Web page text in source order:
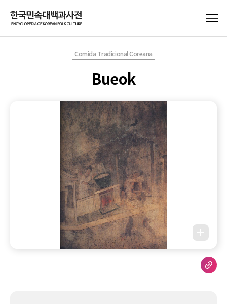
Comida Tradicional Coreana
Bueok